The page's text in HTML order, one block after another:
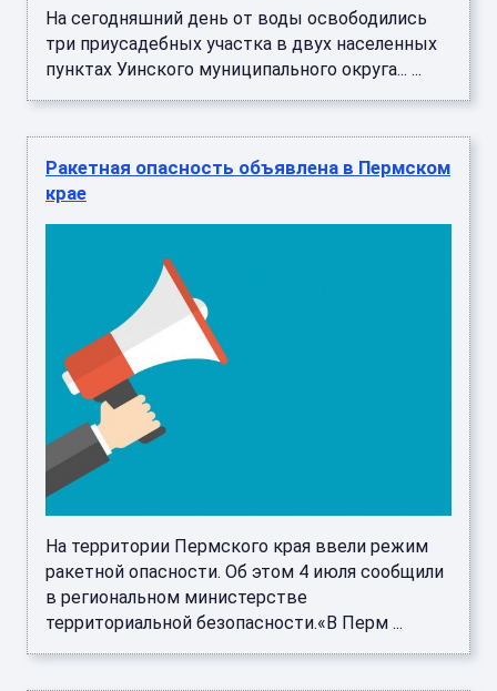
На сегодняшний день от воды освободились
три приусадебных участка в двух населенных
пунктах Уинского муниципального округа... ...
Ракетная опасность объявлена в Пермском
крае
На территории Пермского края ввели режим
ракетной опасности. Об этом 4 июля сообщили
в региональном министерстве
территориальной безопасности.«В Перм ...